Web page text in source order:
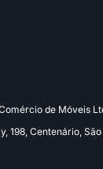
de Móveis
198, Centenário,